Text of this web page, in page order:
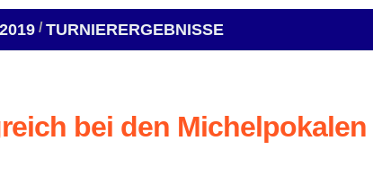
2019 / TURNIERERGEBNISSE
bei den Michelpokalen